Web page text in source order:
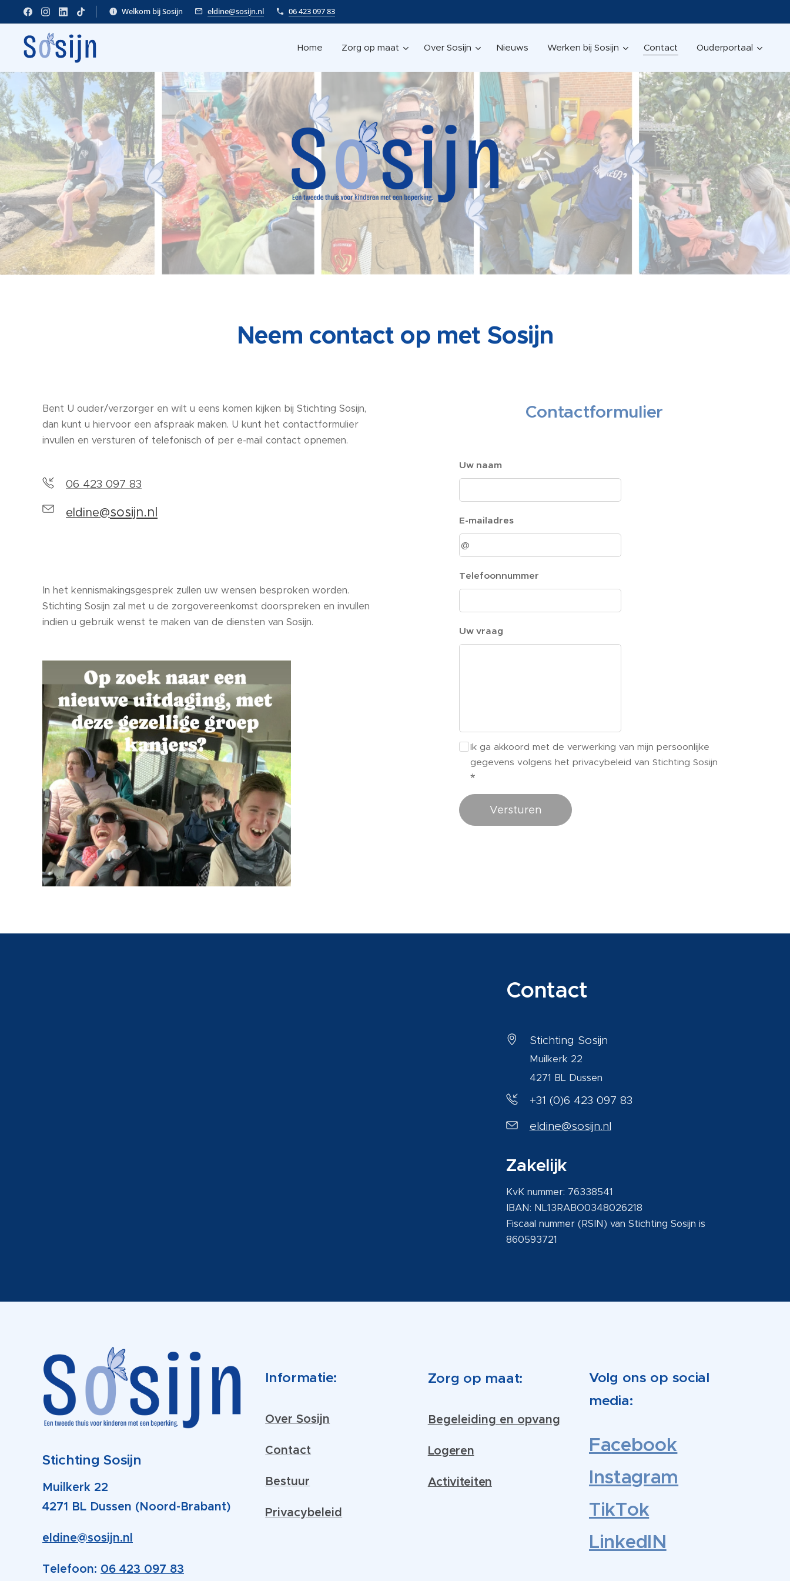
Welkom bij Sosijn eldine@sosijn.nl 06 423 097 83
Home Zorg op maat Over Sosijn Nieuws Werken bij Sosijn Contact Ouderportaal
Neem contact op met Sosijn
Bent U ouder/verzorger en wilt u eens komen kijken bij Stichting Sosijn,
dan kunt u hiervoor een afspraak maken. U kunt het contactformulier
invullen en versturen of telefonisch of per e-mail contact opnemen.
06 423 097 83
eldine@sosijn.nl
In het kennismakingsgesprek zullen uw wensen besproken worden.
Stichting Sosijn zal met u de zorgovereenkomst doorspreken en invullen
indien u gebruik wenst te maken van de diensten van Sosijn.
Contactformulier
Uw naam
E-mailadres
Telefoonnummer
Uw vraag
Ik ga akkoord met de verwerking van mijn persoonlijke
gegevens volgens het privacybeleid van Stichting Sosijn
Versturen
Contact
Stichting Sosijn
Muilkerk 22
4271 BL Dussen
+31 (0)6 423 097 83
eldine@sosijn.nl
Zakelijk
KvK nummer: 76338541
IBAN: NL13RABO0348026218
Fiscaal nummer (RSIN) van Stichting Sosijn is
860593721
Stichting Sosijn
Muilkerk 22
4271 BL Dussen (Noord-Brabant)
eldine@sosijn.nl
Telefoon: 06 423 097 83
Informatie:
Over Sosijn
Contact
Bestuur
Privacybeleid
Zorg op maat:
Begeleiding en opvang
Logeren
Activiteiten
Volg ons op social
media:
Facebook
Instagram
TikTok
LinkedIN